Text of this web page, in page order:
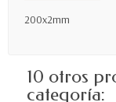
200x2mm
10 otros
categoría: